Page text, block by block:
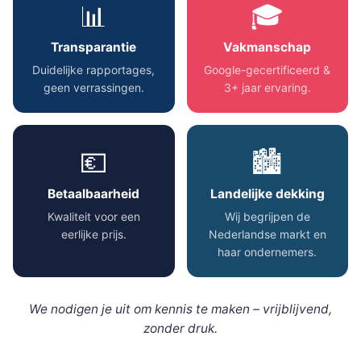
📊
Transparantie
Duidelijke rapportages,
geen verrassingen.
🎓
Vakmanschap
Google-gecertificeerd &
3+ jaar ervaring.
💶
Betaalbaarheid
Kwaliteit voor een
eerlijke prijs.
🏙️
Landelijke dekking
Wij begrijpen de
Nederlandse markt en
haar ondernemers.
We nodigen je uit om kennis te maken – vrijblijvend,
zonder druk.